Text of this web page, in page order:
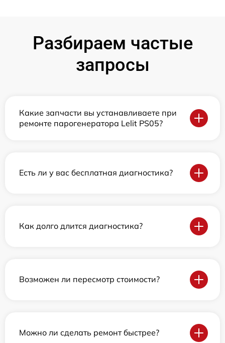
Разбираем частые
запросы
Какие запчасти вы устанавливаете при
ремонте парогенератора Lelit PS05?
Есть ли у вас бесплатная диагностика?
Как долго длится диагностика?
Возможен ли пересмотр стоимости?
Можно ли сделать ремонт быстрее?